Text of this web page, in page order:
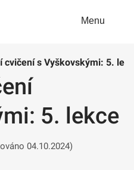
Menu
cvičení s Vyškovskými: 5.
5. lekce
04.10.2024)